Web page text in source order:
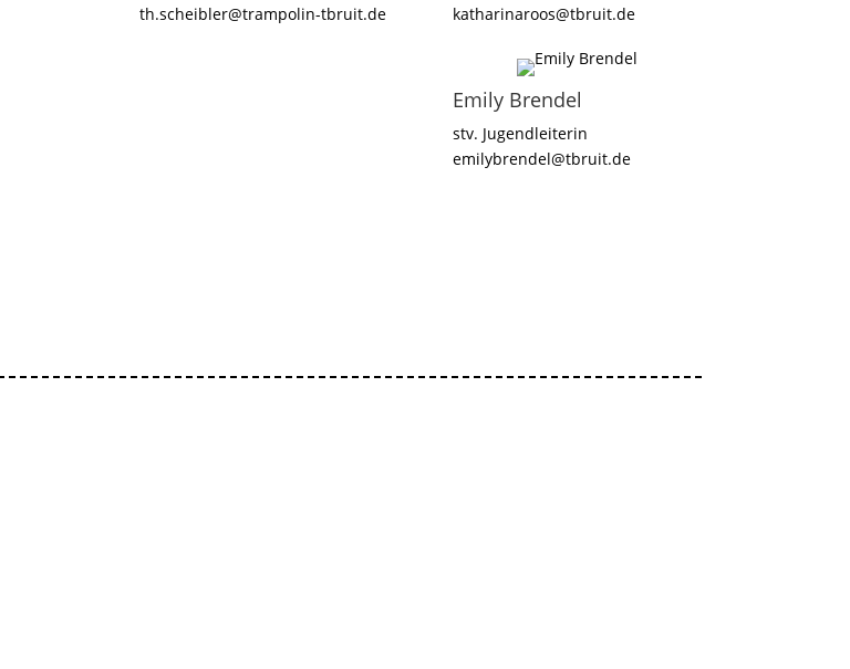
th.scheibler@trampolin-tbruit.de
katharinaroos@tbruit.de
Emily Brendel
stv. Jugendleiterin
emilybrendel@tbruit.de